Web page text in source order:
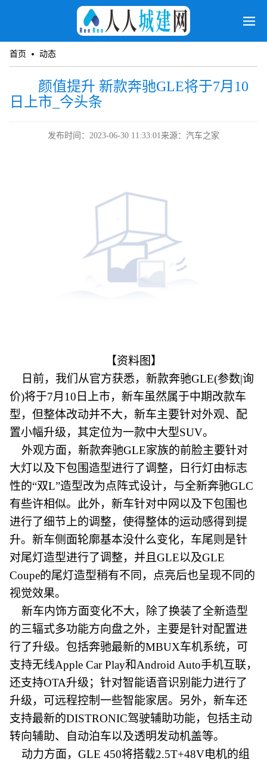
首页 动态
颜值提升 新款奔驰GLE将于7月10
日上市_今头条
发布时间：2023-06-30 11:33:01来源：汽车之家
【资料图】
日前，我们从官方获悉，新款奔驰GLE(参数|询
价)将于7月10日上市，新车虽然属于中期改款车
型，但整体改动并不大，新车主要针对外观、配
置小幅升级，其定位为一款中大型SUV。
外观方面，新款奔驰GLE家族的前脸主要针对
大灯以及下包围造型进行了调整，日行灯由标志
性的“双L”造型改为点阵式设计，与全新奔驰GLC
有些许相似。此外，新车针对中网以及下包围也
进行了细节上的调整，使得整体的运动感得到提
升。新车侧面轮廓基本没什么变化，车尾则是针
对尾灯造型进行了调整，并且GLE以及GLE
Coupe的尾灯造型稍有不同，点亮后也呈现不同的
视觉效果。
新车内饰方面变化不大，除了换装了全新造型
的三辐式多功能方向盘之外，主要是针对配置进
行了升级。包括奔驰最新的MBUX车机系统，可
支持无线Apple Car Play和Android Auto手机互联，
还支持OTA升级；针对智能语音识别能力进行了
升级，可远程控制一些智能家居。另外，新车还
支持最新的DISTRONIC驾驶辅助功能，包括主动
转向辅助、自动泊车以及透明发动机盖等。
动力方面，GLE 450将搭载2.5T+48V电机的组